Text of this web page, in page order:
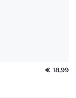
€ 18,99